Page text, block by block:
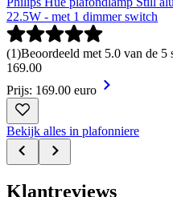
22.5W - met 1 dimmer switch
(1)Beoordeeld met 5.0 van de 5
169.00
Prijs: 169.00 euro
Bekijk alles in plafonniere
Klantreviews